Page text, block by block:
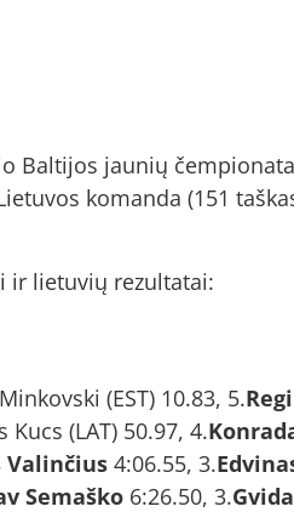
Baltijos jaunių
komanda (151
ir lietuvių rezultatai:
(EST) 10.83, 5.
(LAT) 50.97, 4.
Valinčius 4:06.55, 3.
Semaško 6:26.50, 3.